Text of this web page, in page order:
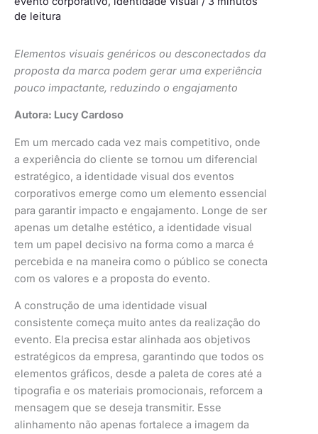
de leitura
Elementos visuais genéricos ou desconectados da
proposta da marca podem gerar uma experiência
pouco impactante, reduzindo o engajamento
Autora: Lucy Cardoso
Em um mercado cada vez mais competitivo, onde
a experiência do cliente se tornou um diferencial
estratégico, a identidade visual dos eventos
corporativos emerge como um elemento essencial
para garantir impacto e engajamento. Longe de ser
apenas um detalhe estético, a identidade visual
tem um papel decisivo na forma como a marca é
percebida e na maneira como o público se conecta
com os valores e a proposta do evento.
A construção de uma identidade visual
consistente começa muito antes da realização do
evento. Ela precisa estar alinhada aos objetivos
estratégicos da empresa, garantindo que todos os
elementos gráficos, desde a paleta de cores até a
tipografia e os materiais promocionais, reforcem a
mensagem que se deseja transmitir. Esse
alinhamento não apenas fortalece a imagem da